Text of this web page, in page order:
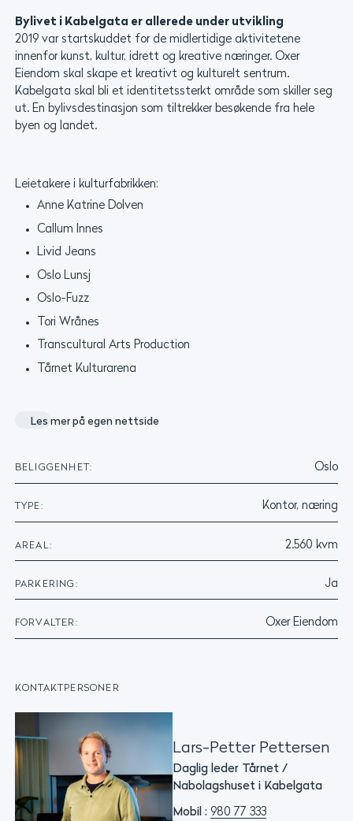
Bylivet i Kabelgata er allerede under utvikling
2019 var startskuddet for de midlertidige aktivitetene
innenfor kunst, kultur, idrett og kreative næringer. Oxer
Eiendom skal skape et kreativt og kulturelt sentrum.
Kabelgata skal bli et identitetssterkt område som skiller seg
ut. En bylivsdestinasjon som tiltrekker besøkende fra hele
byen og landet.
Leietakere i kulturfabrikken:
Anne Katrine Dolven
Callum Innes
Livid Jeans
Oslo Lunsj
Oslo-Fuzz
Tori Wrånes
Transcultural Arts Production
Tårnet Kulturarena
Les mer på egen nettside
BELIGGENHET: Oslo
TYPE: Kontor, næring
AREAL: 2.560 kvm
PARKERING: Ja
FORVALTER: Oxer Eiendom
KONTAKTPERSONER
Lars-Petter Pettersen
Daglig leder Tårnet /
Nabolagshuset i Kabelgata
Mobil : 980 77 333